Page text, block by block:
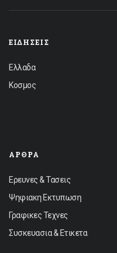
ΕΙΔΉΣΕΙΣ
Ελλαδα
Κοσμος
ΆΡΘΡΑ
Ερευνες & Τασεις
Ψηφιακη Εκτυπωση
Γραφικες Τεχνες
Συσκευασια & Ετικετα